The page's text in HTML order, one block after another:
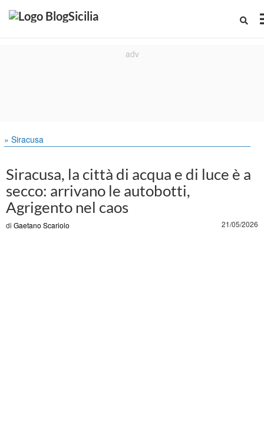
» Siracusa
Siracusa, la città di acqua e di luce è a
secco: arrivano le autobotti,
Agrigento nel caos
di Gaetano Scariolo 21/05/2026